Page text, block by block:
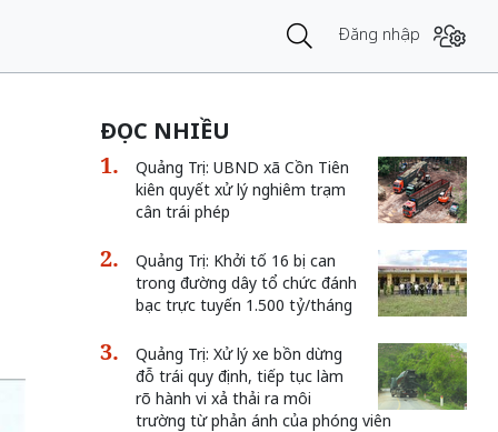
Đăng nhập
ĐỌC NHIỀU
Quảng Trị: UBND xã Cồn Tiên
kiên quyết xử lý nghiêm trạm
cân trái phép
Quảng Trị: Khởi tố 16 bị can
trong đường dây tổ chức đánh
bạc trực tuyến 1.500 tỷ/tháng
Quảng Trị: Xử lý xe bồn dừng
đỗ trái quy định, tiếp tục làm
rõ hành vi xả thải ra môi
trường từ phản ánh của phóng viên